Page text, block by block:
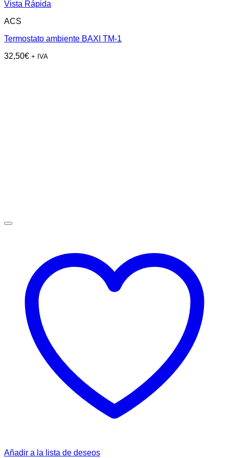
Vista Rápida
ACS
Termostato ambiente BAXI TM-1
32,50€ + IVA
Añadir a la lista de deseos